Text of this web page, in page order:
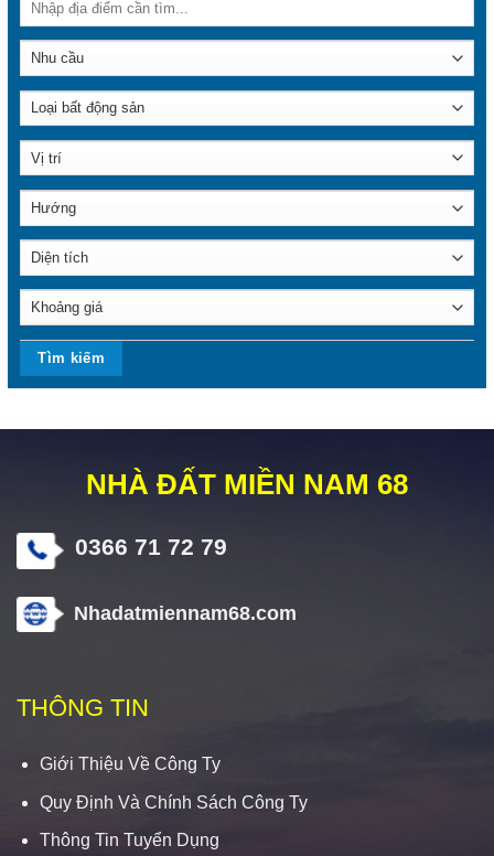
NHÀ ĐẤT MIỀN NAM 68
0366 71 72 79
Nhadatmiennam68.com
THÔNG TIN
Giới Thiệu Về Công Ty
Quy Định Và Chính Sách Công Ty
Thông Tin Tuyển Dụng